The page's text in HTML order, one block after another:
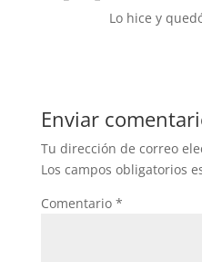
Lo hice y
Enviar
Tu dirección de correo
Los campos obligatorios
Comentario *